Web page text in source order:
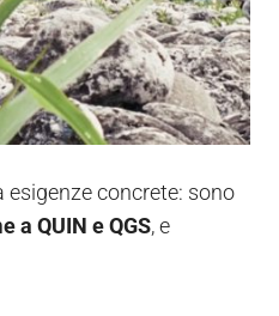
concrete: sono
a QUIN e QGS, e